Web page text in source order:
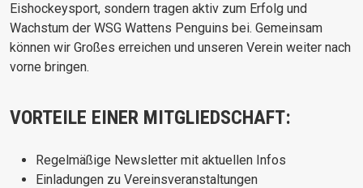
Eishockeysport, sondern tragen aktiv zum Erfolg und
Wachstum der WSG Wattens Penguins bei. Gemeinsam
können wir Großes erreichen und unseren Verein weiter nach
vorne bringen.
VORTEILE EINER MITGLIEDSCHAFT:
Regelmäßige Newsletter mit aktuellen Infos
Einladungen zu Vereinsveranstaltungen